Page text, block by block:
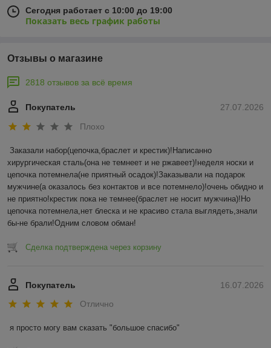
Сегодня работает с 10:00 до 19:00
Показать весь график работы
Отзывы о магазине
2818 отзывов за всё время
27.07.2026
Покупатель
Плохо
Заказали набор(цепочка,браслет и крестик)!Написанно
хирургическая сталь(она не темнеет и не ржавеет)!неделя носки и
цепочка потемнела(не приятный осадок)!Заказывали на подарок
мужчине(а оказалось без контактов и все потемнело)!очень обидно и
не приятно!крестик пока не темнее(браслет не носит мужчина)!Но
цепочка потемнела,нет блеска и не красиво стала выглядеть,знали
бы-не брали!Одним словом обман!
Сделка подтверждена через корзину
16.07.2026
Покупатель
Отлично
я просто могу вам сказать "большое спасибо"